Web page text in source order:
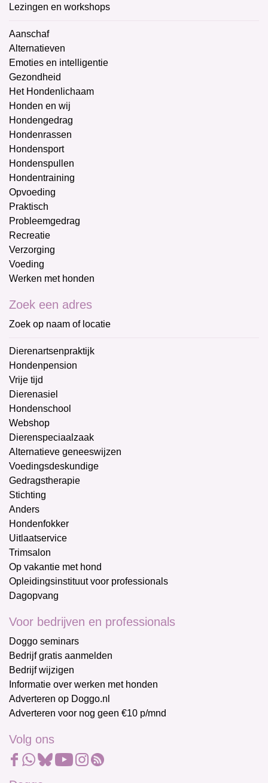
Lezingen en workshops
Aanschaf
Alternatieven
Emoties en intelligentie
Gezondheid
Het Hondenlichaam
Honden en wij
Hondengedrag
Hondenrassen
Hondensport
Hondenspullen
Hondentraining
Opvoeding
Praktisch
Probleemgedrag
Recreatie
Verzorging
Voeding
Werken met honden
Zoek een adres
Zoek op naam of locatie
Dierenartsenpraktijk
Hondenpension
Vrije tijd
Dierenasiel
Hondenschool
Webshop
Dierenspeciaalzaak
Alternatieve geneeswijzen
Voedingsdeskundige
Gedragstherapie
Stichting
Anders
Hondenfokker
Uitlaatservice
Trimsalon
Op vakantie met hond
Opleidingsinstituut voor professionals
Dagopvang
Voor bedrijven en professionals
Doggo seminars
Bedrijf gratis aanmelden
Bedrijf wijzigen
Informatie over werken met honden
Adverteren op Doggo.nl
Adverteren voor nog geen €10 p/mnd
Volg ons